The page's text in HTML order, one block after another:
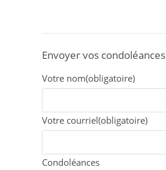
Envoyer vos condoléances
Votre nom(obligatoire)
Votre courriel(obligatoire)
Condoléances